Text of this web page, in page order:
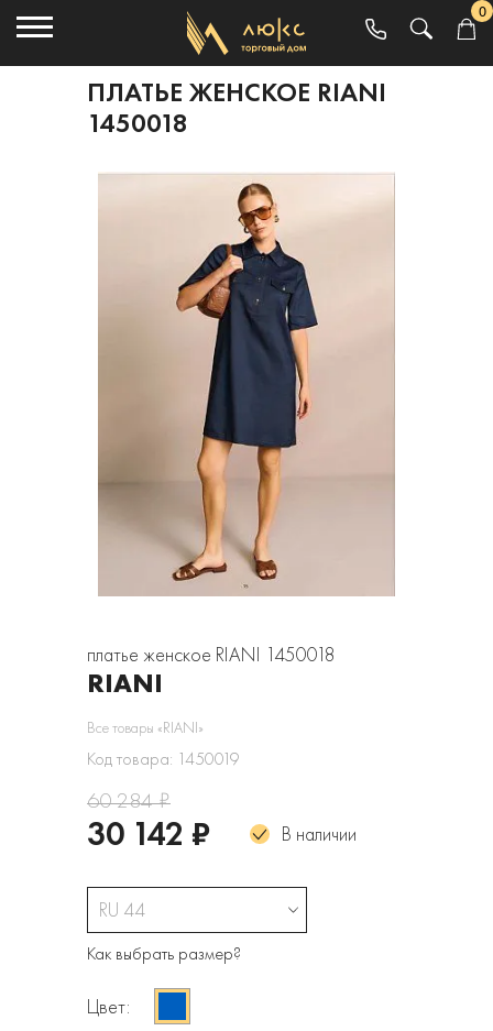
0
ПЛАТЬЕ ЖЕНСКОЕ RIANI
1450018
платье женское RIANI 1450018
RIANI
Все товары «RIANI»
Код товара: 1450019
60 284 ₽
30 142 ₽ В наличии
RU 44
Как выбрать размер?
Цвет: